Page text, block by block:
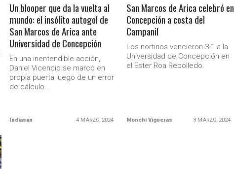
Un blooper que da la vuelta al
mundo: el insólito autogol de
San Marcos de Arica ante
Universidad de Concepción
En una inentendible acción,
Daniel Vicencio se marcó en
propia puerta luego de un error
de cálculo...
Indiasan 4 MARZO, 2024
San Marcos de Arica celebró en
Concepción a costa del
Campanil
Los nortinos vencieron 3-1 a la
Universidad de Concepción en
el Ester Roa Rebolledo.
Monchi Vigueras 3 MARZO, 2024